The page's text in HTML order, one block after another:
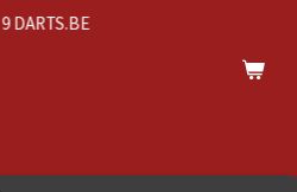
9 DARTS.BE